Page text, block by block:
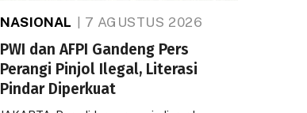
NASIONAL 7 AGUSTUS 2026
PWI dan AFPI Gandeng Pers
Perangi Pinjol Ilegal, Literasi
Pindar Diperkuat